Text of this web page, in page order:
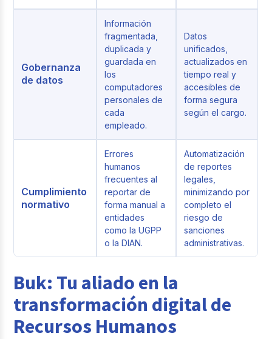
Gobernanza
de datos
Información
fragmentada,
duplicada y
guardada en
los
computadores
personales de
cada
empleado.
Datos
unificados,
actualizados en
tiempo real y
accesibles de
forma segura
según el cargo.
Cumplimiento
normativo
Errores
humanos
frecuentes al
reportar de
forma manual a
entidades
como la UGPP
o la DIAN.
Automatización
de reportes
legales,
minimizando por
completo el
riesgo de
sanciones
administrativas.
Buk: Tu aliado en la
transformación digital de
Recursos Humanos